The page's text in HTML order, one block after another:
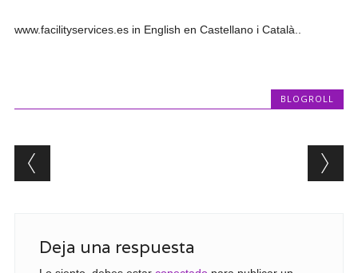
www.facilityservices.es in English en Castellano i Català..
BLOGROLL
Post navigation
Deja una respuesta